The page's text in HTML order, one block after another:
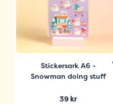
Stickersark A6 -
Snowman doing stuff
39 kr